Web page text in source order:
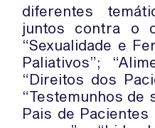
diferentes
juntos contra o
“Sexualidade e
Paliativos”;
“Direitos dos
“Testemunhos de
Pais de